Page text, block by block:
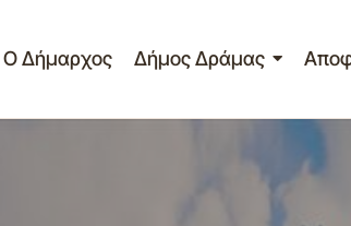
Ο Δήμαρχος Δήμος Δράμας